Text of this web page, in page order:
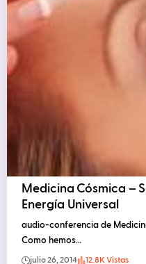
Medicina Cósmica –
Energía Universal
audio-conferencia de
Como hemos…
julio 26, 2014 12.8K Vistas